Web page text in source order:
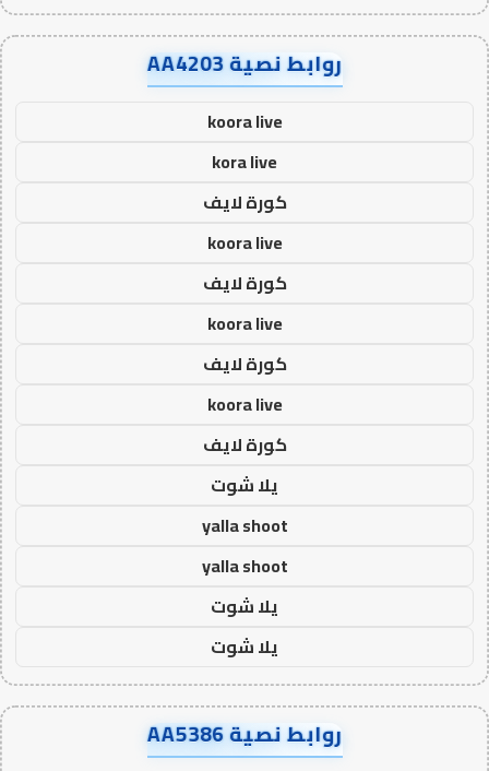
روابط نصية AA4203
koora live
kora live
كورة لايف
koora live
كورة لايف
koora live
كورة لايف
koora live
كورة لايف
يلا شوت
yalla shoot
yalla shoot
يلا شوت
يلا شوت
روابط نصية AA5386